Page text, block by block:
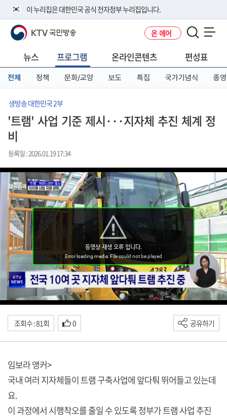
이 누리집은 대한민국 공식 전자정부 누리집입니다.
공식 누리집 주소 확인하기
니다.
이밖에 or.kr 또는 .kr등 다른 도메인 주소를 사용하고 있다면 아래 URL에
서 도메인 주소를 확인해 보세요
KTV 국민방송 온 에어
뉴스 프로그램 온라인콘텐츠 편성표
전체 정책 문화/교양 보도 특집 국가기념식 종영
생방송 대한민국 2부
'트램' 사업 기준 제시···지자체 추진 체계 정
비
등록일 : 2026.01.19 17:34
조회수 : 81회 0 공유하기
임보라 앵커>
국내 여러 지자체들이 트램 구축사업에 앞다퉈 뛰어들고 있는데
요.
이 과정에서 시행착오를 줄일 수 있도록 정부가 트램 사업 추진